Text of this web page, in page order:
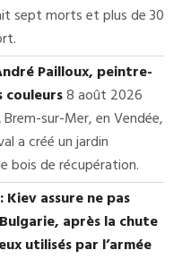
sept morts et plus de 30
Pailloux, peintre-
8 août 2026
sur-Mer, en Vendée,
a créé un jardin
bois de récupération.
Kiev assure ne pas
après la chute
utilisés par l’armée